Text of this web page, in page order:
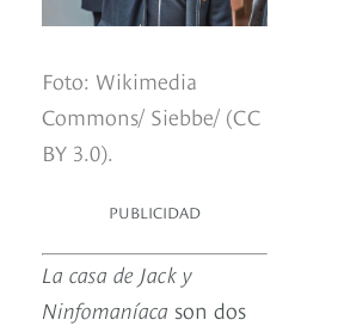
Foto: Wikimedia
Commons/ Siebbe/ (CC
BY 3.0).
PUBLICIDAD
La casa de Jack y
Ninfomaníaca son dos